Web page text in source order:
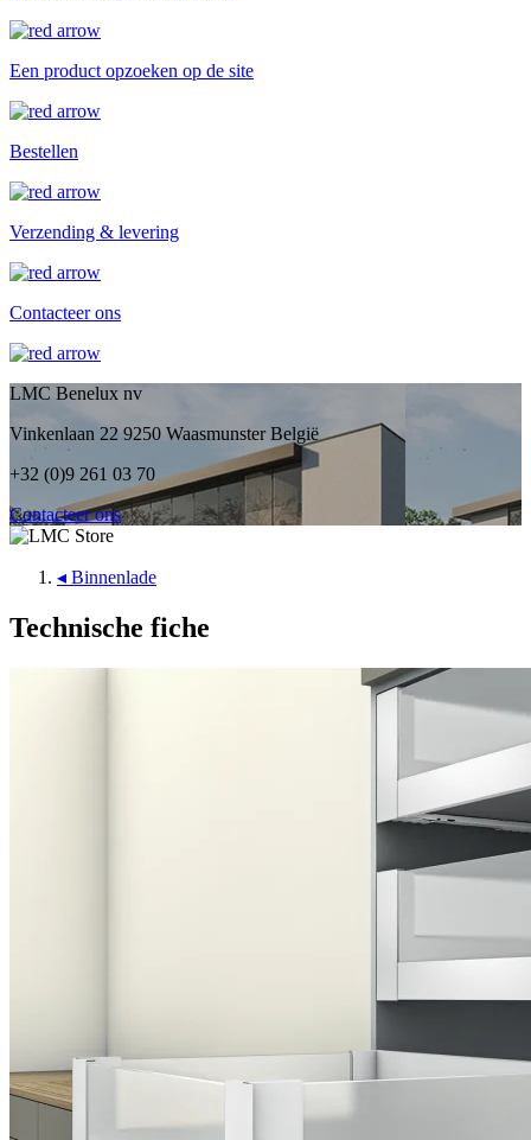
Een product opzoeken op de site
Bestellen
Verzending & levering
Contacteer ons
LMC Benelux nv
Vinkenlaan 22 9250 Waasmunster België
+32 (0)9 261 03 70
Contacteer ons
◂ Binnenlade
Technische fiche